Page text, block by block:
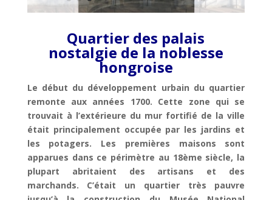
Quartier des palais
nostalgie de la noblesse
hongroise
Le début du développement urbain du quartier
remonte aux années 1700. Cette zone qui se
trouvait à l’extérieure du mur fortifié de la ville
était principalement occupée par les jardins et
les potagers. Les premières maisons sont
apparues dans ce périmètre au 18ème siècle, la
plupart abritaient des artisans et des
marchands. C’était un quartier très pauvre